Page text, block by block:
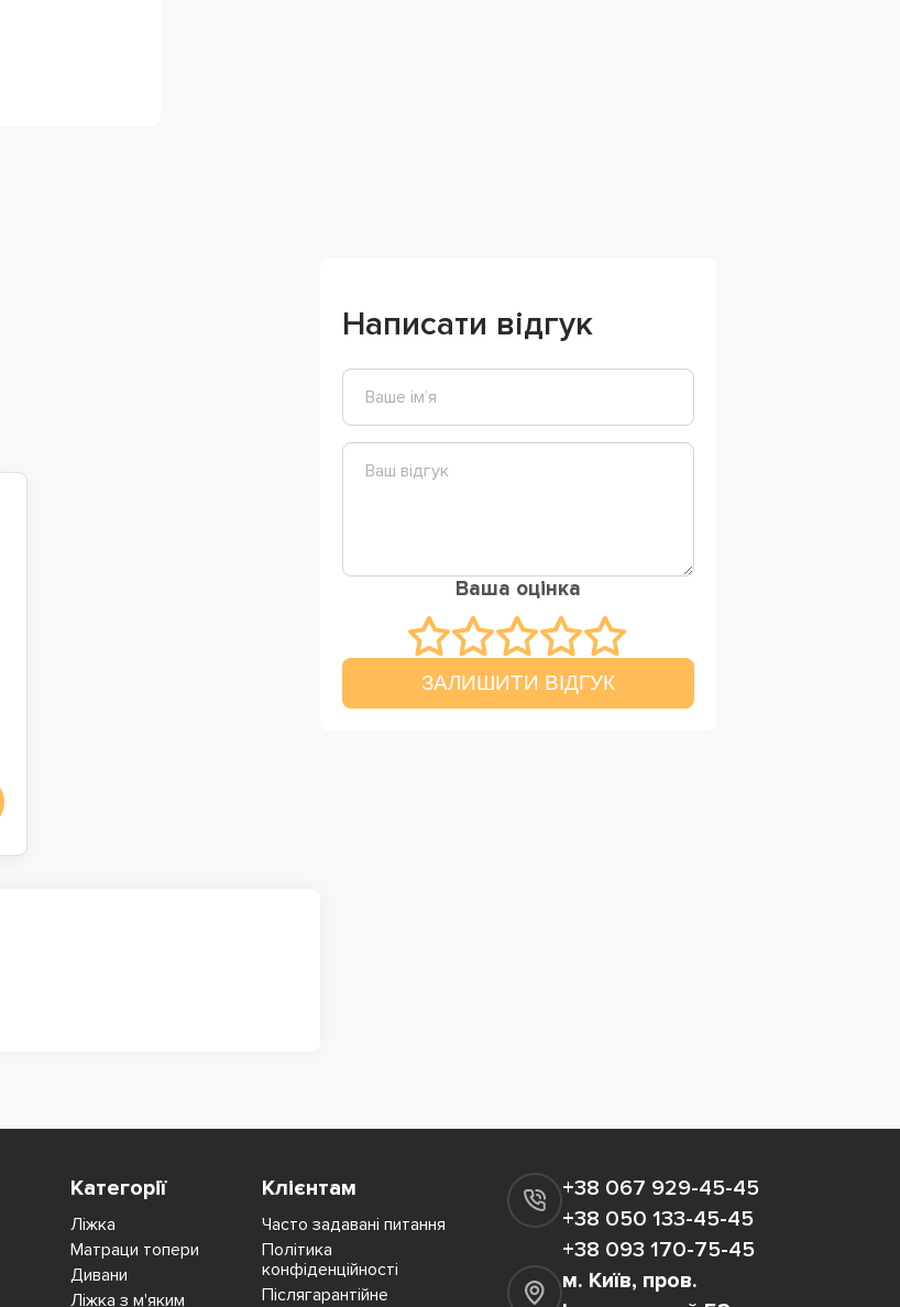
Написати відгук
Ваша оцінка
ЗАЛИШИТИ ВІДГУК
Категорії
Ліжка
Матраци топери
Дивани
Ліжка з м'яким
Клієнтам
Часто задавані питання
Політика
конфіденційності
Післягарантійне
+38 067 929-45-45
+38 050 133-45-45
+38 093 170-75-45
м. Київ, пров.